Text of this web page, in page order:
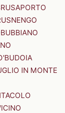
BUBBIANO
BUDOIA
IN MONTE